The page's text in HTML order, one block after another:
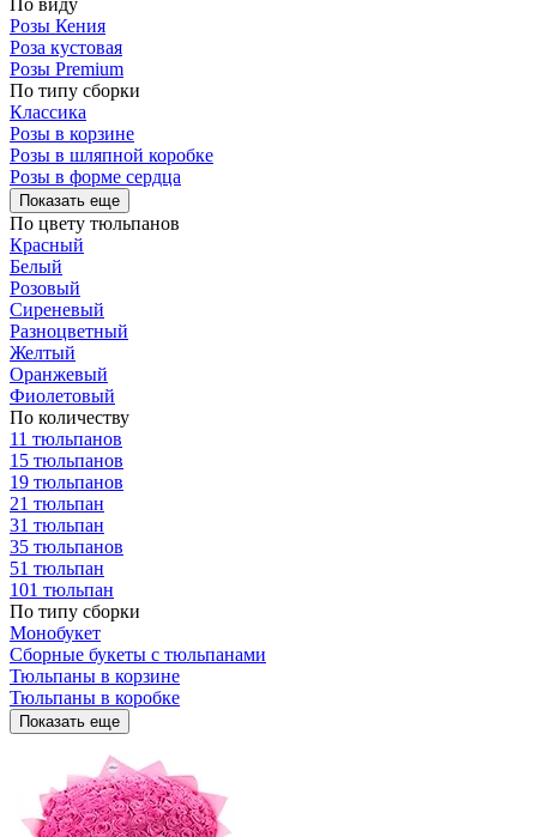
По виду
Розы Кения
Роза кустовая
Розы Premium
По типу сборки
Классика
Розы в корзине
Розы в шляпной коробке
Розы в форме сердца
Показать еще
По цвету тюльпанов
Красный
Белый
Розовый
Сиреневый
Разноцветный
Желтый
Оранжевый
Фиолетовый
По количеству
11 тюльпанов
15 тюльпанов
19 тюльпанов
21 тюльпан
31 тюльпан
35 тюльпанов
51 тюльпан
101 тюльпан
По типу сборки
Монобукет
Сборные букеты с тюльпанами
Тюльпаны в корзине
Тюльпаны в коробке
Показать еще